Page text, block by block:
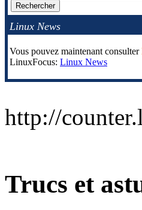
Linux News
Vous pouvez maintenant consulter
LinuxFocus: Linux News
http://
Trucs et